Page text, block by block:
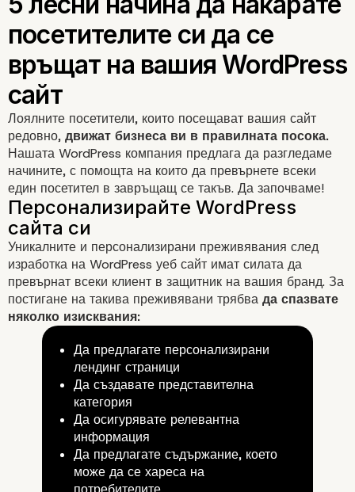
Лоялните посетители, които посещават вашия сайт
редовно, движат бизнеса ви в правилната посока.
Нашата WordPress компания предлага да разгледаме
начините, с помощта на които да превърнете всеки
един посетител в завръщащ се такъв. Да започваме!
Уникалните и персонализирани преживявания след
изработка на WordPress уеб сайт имат силата да
превърнат всеки клиент в защитник на вашия бранд. За
постигане на такива преживявани трябва да спазвате
няколко изисквания:
Да предлагате персонализирани
лендинг страници
Да създавате представителна
категория
Да осигурявате релевантна
информация
Да предлагате съдържание, което
може да се хареса на